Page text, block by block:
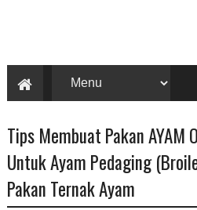
Tips Membuat Pakan AYAM
Untuk Ayam Pedaging
Pakan Ternak Ayam